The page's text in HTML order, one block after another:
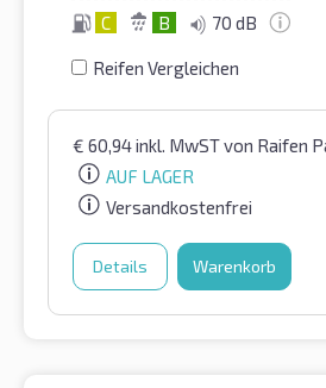
C B 70 dB
Reifen Vergleichen
€ 60,94inkl. MwSTvon Raifen
AUF LAGER
Versandkostenfrei
Details Warenkorb